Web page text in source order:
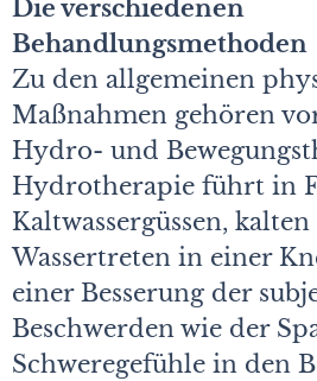
Die verschiedenen
Behandlungsmethoden
Zu den allgemeinen
Maßnahmen gehören
Hydro- und
Hydrotherapie führt in
Kaltwassergüssen,
Wassertreten in einer
einer Besserung der
Beschwerden wie der
Schweregefühle in den